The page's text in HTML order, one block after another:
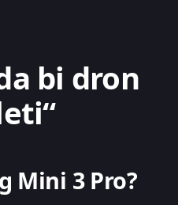
bi dron
Mini 3 Pro?